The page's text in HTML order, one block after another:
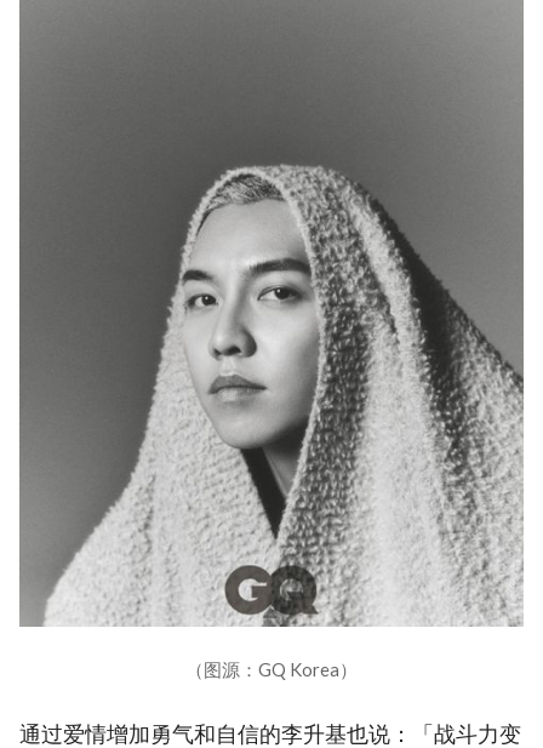
（图源：GQ Korea）
通过爱情增加勇气和自信的李升基也说：「战斗力变